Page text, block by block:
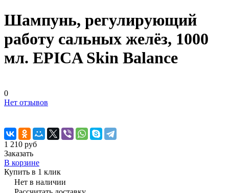
Шампунь, регулирующий
работу сальных желёз, 1000
мл. EPICA Skin Balance
0
Нет отзывов
1 210 руб
Заказать
В корзине
Купить в 1 клик
Нет в наличии